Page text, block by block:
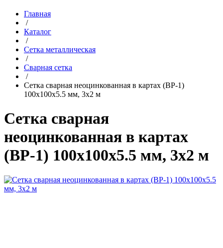
Главная
/
Каталог
/
Сетка металлическая
/
Сварная сетка
/
Сетка сварная неоцинкованная в картах (ВР-1)
100x100x5.5 мм, 3x2 м
Сетка сварная
неоцинкованная в картах
(ВР-1) 100x100x5.5 мм, 3x2 м